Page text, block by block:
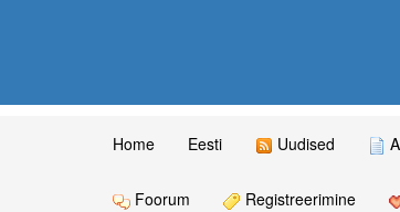
Home Eesti Uudised
Foorum Registreerimine